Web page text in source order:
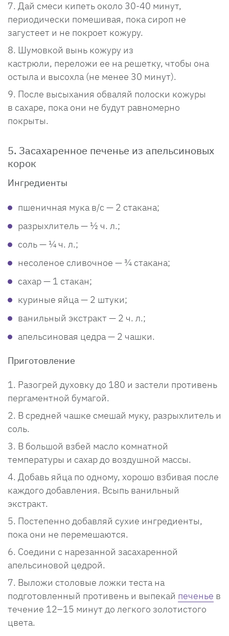
Дай смеси кипеть около 30-40 минут,
периодически помешивая, пока сироп не
загустеет и не покроет кожуру.
Шумовкой вынь кожуру из
кастрюли, переложи ее на решетку, чтобы она
остыла и высохла (не менее 30 минут).
После высыхания обваляй полоски кожуры
в сахаре, пока они не будут равномерно
покрыты.
5. Засахаренное печенье из апельсиновых
корок
Ингредиенты
пшеничная мука в/с — 2 стакана;
разрыхлитель — ½ ч. л.;
соль — ¼ ч. л.;
несоленое сливочное — ¾ стакана;
сахар — 1 стакан;
куриные яйца — 2 штуки;
ванильный экстракт — 2 ч. л.;
апельсиновая цедра — 2 чашки.
Приготовление
Разогрей духовку до 180 и застели противень
пергаментной бумагой.
В средней чашке смешай муку, разрыхлитель и
соль.
В большой взбей масло комнатной
температуры и сахар до воздушной массы.
Добавь яйца по одному, хорошо взбивая после
каждого добавления. Всыпь ванильный
экстракт.
Постепенно добавляй сухие ингредиенты,
пока они не перемешаются.
Соедини с нарезанной засахаренной
апельсиновой цедрой.
Выложи столовые ложки теста на
подготовленный противень и выпекай печенье в
течение 12–15 минут до легкого золотистого
цвета.